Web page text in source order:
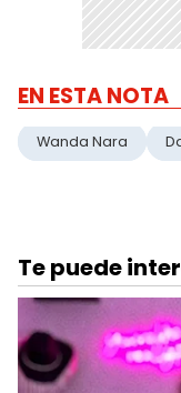
EN ESTA NOTA
Wanda Nara